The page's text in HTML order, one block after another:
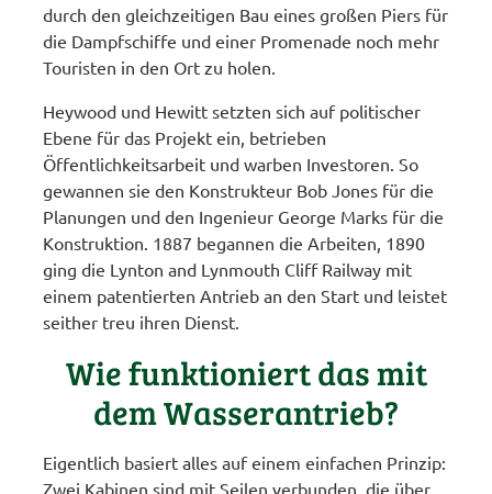
durch den gleichzeitigen Bau eines großen Piers für
die Dampfschiffe und einer Promenade noch mehr
Touristen in den Ort zu holen.
Heywood und Hewitt setzten sich auf politischer
Ebene für das Projekt ein, betrieben
Öffentlichkeitsarbeit und warben Investoren. So
gewannen sie den Konstrukteur Bob Jones für die
Planungen und den Ingenieur George Marks für die
Konstruktion. 1887 begannen die Arbeiten, 1890
ging die Lynton and Lynmouth Cliff Railway mit
einem patentierten Antrieb an den Start und leistet
seither treu ihren Dienst.
Wie funktioniert das mit
dem Wasserantrieb?
Eigentlich basiert alles auf einem einfachen Prinzip:
Zwei Kabinen sind mit Seilen verbunden, die über